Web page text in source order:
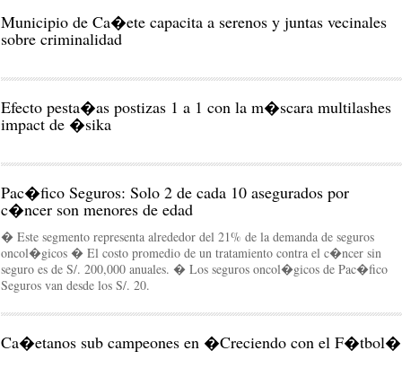
Municipio de Ca�ete capacita a serenos y juntas vecinales
sobre criminalidad
Efecto pesta�as postizas 1 a 1 con la m�scara multilashes
impact de �sika
Pac�fico Seguros: Solo 2 de cada 10 asegurados por
c�ncer son menores de edad
� Este segmento representa alrededor del 21% de la demanda de seguros
oncol�gicos � El costo promedio de un tratamiento contra el c�ncer sin
seguro es de S/. 200,000 anuales. � Los seguros oncol�gicos de Pac�fico
Seguros van desde los S/. 20.
Ca�etanos sub campeones en �Creciendo con el F�tbol�